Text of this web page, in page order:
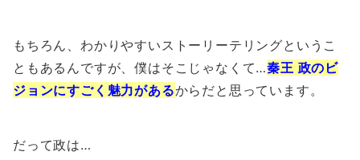
もちろん、わかりやすいストーリーテリングというこ
ともあるんですが、僕はそこじゃなくて…秦王 政のビ
ジョンにすごく魅力があるからだと思っています。
だって政は…